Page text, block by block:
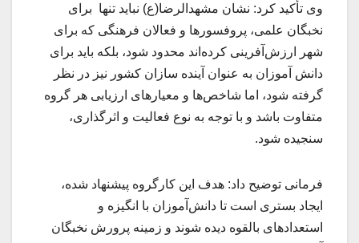
وی تأکید کرد: نشان مشهدالرضا(ع) نباید تنها برای
نخبگان علمی، پروفسورها و فعالان فرهنگی که برای
شهر ارزش‌آفرینی کرده‌اند محدود شود، بلکه باید برای
دانش آموزان به عنوان آینده سازان کشور نیز در نظر
گرفته شود، اما شاخص‌ها و معیارهای ارزیابی هر گروه
متفاوت باشد و با توجه به نوع فعالیت و اثرگذاری،
سنجیده شود.
فرمانی توضیح داد: هدف این کارگروه پیشنهاد شده،
ایجاد بستری است تا دانش‌آموزان با انگیزه و
استعدادهای بالقوه دیده شوند و زمینه پرورش نخبگان